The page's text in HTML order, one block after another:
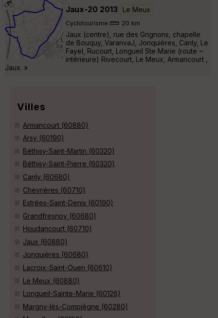
Jaux-20 2013 Le Meux
Cyclotourisme 20 km
Jaux (centre), rue des Grignons, chapelle
de Bouquy, VaranvaJ, Jonquières, Canly, Le
Fayel, Rucourt, Longueil Ste Marie (route ~
intérieure) Rivecourt, Le Meux, Armancourt ,
Jaux. »
Villes
Armancourt (60880)
Arsy (60190)
Béthisy-Saint-Martin (60320)
Béthisy-Saint-Pierre (60320)
Canly (60680)
Chevrières (60710)
Estrées-Saint-Denis (60190)
Grandfresnoy (60680)
Houdancourt (60710)
Jaux (60880)
Jonquières (60680)
Lacroix-Saint-Ouen (60610)
Le Meux (60880)
Longueil-Sainte-Marie (60126)
Margny-lès-Compiègne (60280)